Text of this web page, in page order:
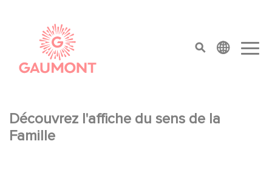
top menu
Découvrez l'affiche du sens de la
Famille